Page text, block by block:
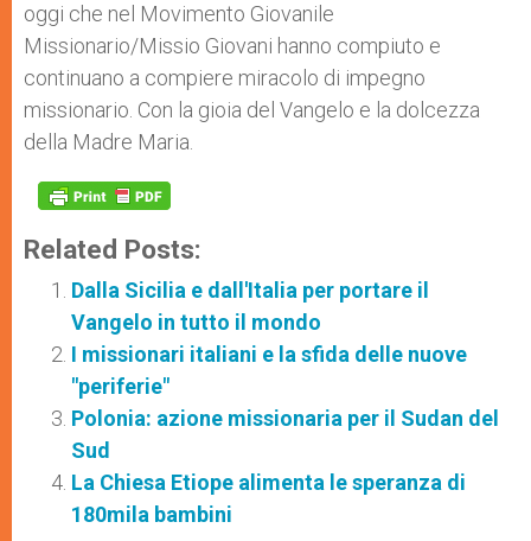
oggi che nel Movimento Giovanile
Missionario/Missio Giovani hanno compiuto e
continuano a compiere miracolo di impegno
missionario. Con la gioia del Vangelo e la dolcezza
della Madre Maria.
Related Posts:
Dalla Sicilia e dall'Italia per portare il
Vangelo in tutto il mondo
I missionari italiani e la sfida delle nuove
"periferie"
Polonia: azione missionaria per il Sudan del
Sud
La Chiesa Etiope alimenta le speranza di
180mila bambini